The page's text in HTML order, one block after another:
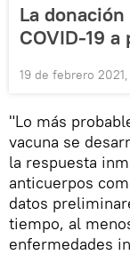
La
COVID-19
19 de febrero 2021,
"Lo más
vacuna se
la respuesta
anticuerpos
datos
tiempo, al
enfermedades